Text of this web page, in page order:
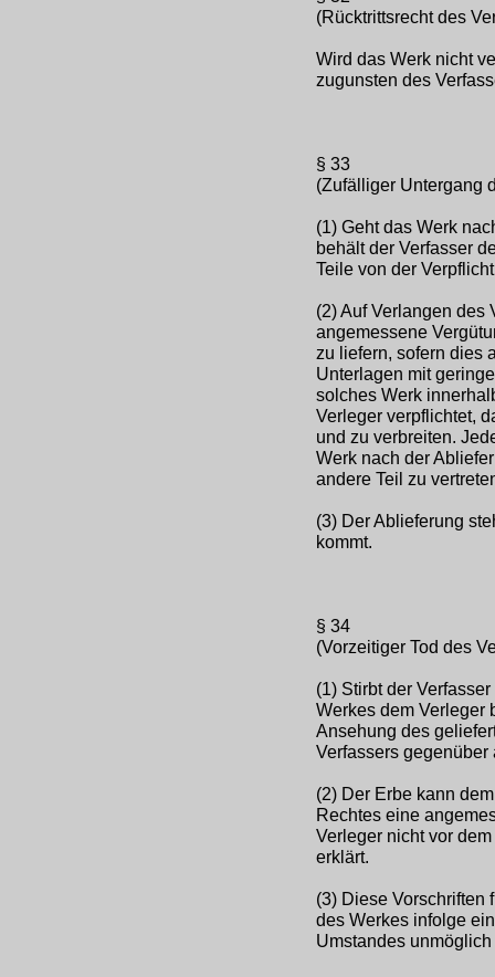
(Rücktrittsrecht des
Wird das Werk nicht
zugunsten des
§ 33
(Zufälliger Untergang
(1) Geht das Werk
behält der Verfasser
Teile von der
(2) Auf Verlangen des
angemessene
zu liefern, sofern dies
Unterlagen mit
solches Werk
Verleger verpflichtet,
und zu verbreiten.
Werk nach der
andere Teil zu
(3) Der Ablieferung
kommt.
§ 34
(Vorzeitiger Tod des
(1) Stirbt der
Werkes dem Verleger
Ansehung des
Verfassers
(2) Der Erbe kann
Rechtes eine
Verleger nicht vor
erklärt.
(3) Diese Vorschriften
des Werkes infolge
Umstandes